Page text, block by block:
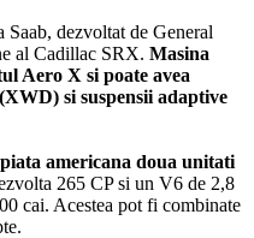
Saab, dezvoltat de General
al Cadillac SRX. Masina
Aero X si poate avea
si suspensii adaptive
americana doua unitati
265 CP si un V6 de 2,8
cai. Acestea pot fi combinate